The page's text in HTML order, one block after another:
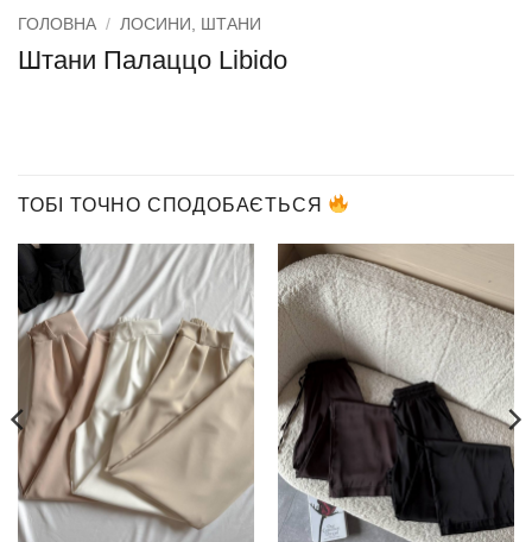
ГОЛОВНА / ЛОСИНИ, ШТАНИ
Штани Палаццо Libido
ТОБІ ТОЧНО СПОДОБАЄТЬСЯ